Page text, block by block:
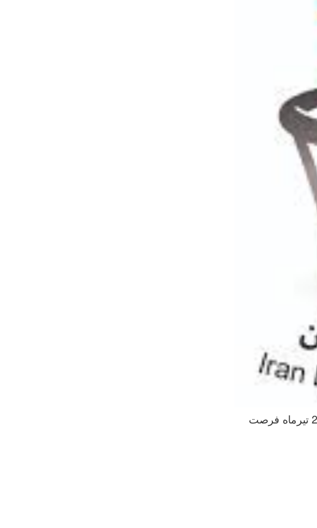
سازمان لیگ بسکتبال،مسابقات جام حذفی بسکتبال را بصورت ازاد برگزار خواهد کرد و تیم ها تا 24 تیرماه فرصت